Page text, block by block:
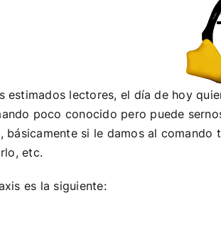
estimados lectores, el día de hoy
poco conocido pero puede
básicamente si le damos al
etc.
es la siguiente: